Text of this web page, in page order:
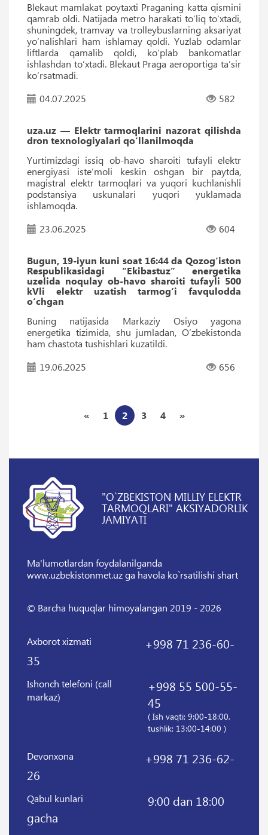
Blekaut mamlakat poytaxti Praganing katta qismini
qamrab oldi. Natijada metro harakati to‘liq to‘xtadi,
shuningdek, tramvay va trolleybuslarning aksariyat
yo‘nalishlari ham ishlamay qoldi. Yuzlab odamlar
liftlarda qamalib qoldi, ko‘plab bankomatlar
ishlashdan to‘xtadi. Blekaut Praga aeroportiga taʼsir
ko‘rsatmadi.
04.07.2025
582
uza.uz — Elektr tarmoqlarini nazorat qilishda
dron texnologiyalari qo‘llanilmoqda
Yurtimizdagi issiq ob-havo sharoiti tufayli elektr
energiyasi iste’moli keskin oshgan bir paytda,
magistral elektr tarmoqlari va yuqori kuchlanishli
podstansiya uskunalari yuqori yuklamada
ishlamoqda.
23.06.2025
604
Bugun, 19-iyun kuni soat 16:44 da Qozog‘iston
Respublikasidagi “Ekibastuz” energetika
uzelida noqulay ob-havo sharoiti tufayli 500
kVli elektr uzatish tarmog‘i favqulodda
o‘chgan
Buning natijasida Markaziy Osiyo yagona
energetika tizimida, shu jumladan, O‘zbekistonda
ham chastota tushishlari kuzatildi.
19.06.2025
656
« 1 2 3 4 »
"O`ZBEKISTON MILLIY ELEKTR
TARMOQLARI" AKSIYADORLIK
JAMIYATI
Ma'lumotlardan foydalanilganda
www.uzbekistonmet.uz ga havola ko`rsatilishi shart
© Barcha huquqlar himoyalangan 2019 - 2026
Axborot xizmati
+998 71 236-60-
35
Ishonch telefoni (call
markaz)
+998 55 500-55-
45
( Ish vaqti: 9:00-18:00,
tushlik: 13:00-14:00 )
Devonxona
+998 71 236-62-
26
Qabul kunlari
9:00 dan 18:00
gacha